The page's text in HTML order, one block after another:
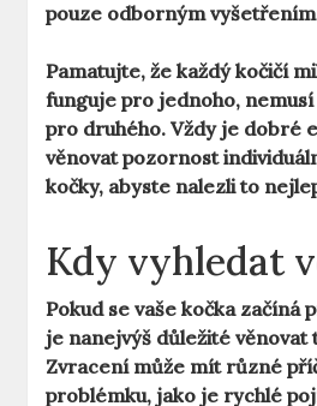
pouze odborným
Pamatujte, že každý kočičí
funguje pro jednoho,
pro druhého. Vždy je dobré
věnovat pozornost
kočky, abyste nalezli to
Kdy vyhledat
Pokud se vaše kočka začíná
je nanejvýš důležité věnovat
Zvracení může mít různé
problémku, jako je rychlé